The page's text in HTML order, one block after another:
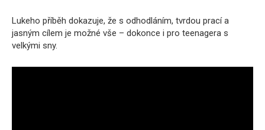
Lukeho příběh dokazuje, že s odhodláním, tvrdou prací a
jasným cílem je možné vše – dokonce i pro teenagera s
velkými sny.